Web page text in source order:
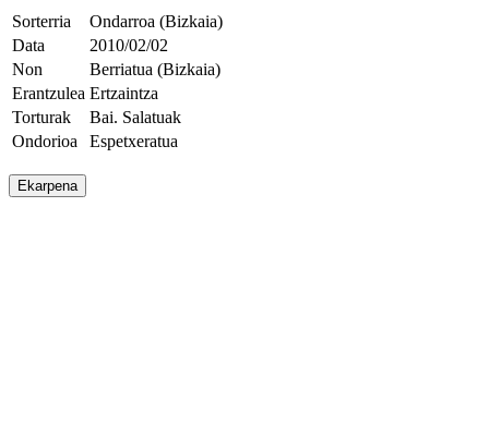
Sorterria
Ondarroa (Bizkaia)
Data
2010/02/02
Non
Berriatua (Bizkaia)
Erantzulea Ertzaintza
Torturak
Bai. Salatuak
Ondorioa
Espetxeratua